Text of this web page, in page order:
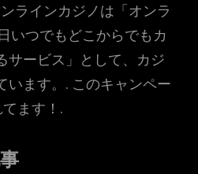
ラインカジノは「オンラ
いつでもどこからでもカ
サービス」として、カジ
います。. このキャンペー
ます！.